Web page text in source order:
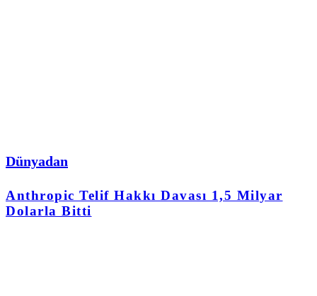
Dünyadan
Anthropic Telif Hakkı Davası 1,5 Milyar
Dolarla Bitti